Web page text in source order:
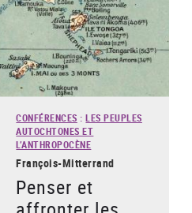
CONFÉRENCES : LES PEUPLES
AUTOCHTONES ET
L’ANTHROPOCÈNE
François-Mitterrand
Penser et